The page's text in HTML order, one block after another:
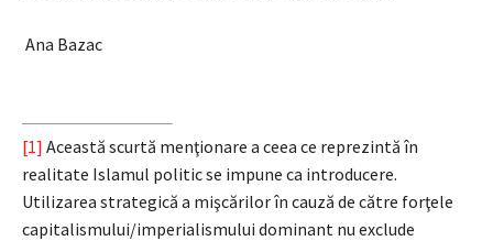
Ana Bazac
[1] Această scurtă menţionare a ceea ce reprezintă în
realitate Islamul politic se impune ca introducere.
Utilizarea strategică a mişcărilor în cauză de către forţele
capitalismului/imperialismului dominant nu exclude